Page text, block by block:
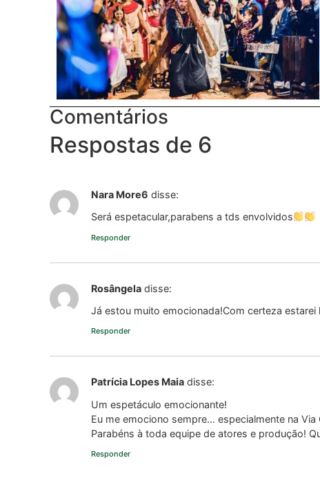
Comentários
Respostas de 6
Nara More6 disse:
Será espetacular,parabens a tds envolvidos
Responder
Rosângela disse:
Já estou muito emocionada!Com certeza
Responder
Patrícia Lopes Maia disse:
Um espetáculo emocionante!
Eu me emociono sempre… especialmente na
Parabéns à toda equipe de atores e produção!
Responder